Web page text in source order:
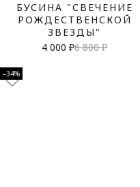
БУСИНА "СВЕЧЕНИЕ
РОЖДЕСТВЕНСКОЙ
ЗВЕЗДЫ"
4 000 ₽6 800 ₽
–34%